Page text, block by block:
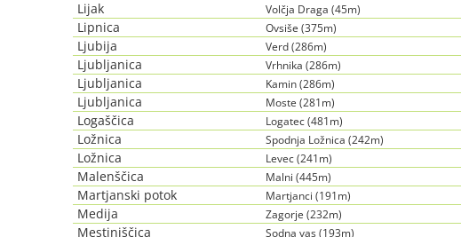
Lijak
Volčja Draga (45m)
Lipnica
Ovsiše (375m)
Ljubija
Verd (286m)
Ljubljanica
Vrhnika (286m)
Ljubljanica
Kamin (286m)
Ljubljanica
Moste (281m)
Logaščica
Logatec (481m)
Ložnica
Spodnja Ložnica (242m)
Ložnica
Levec (241m)
Malenščica
Malni (445m)
Martjanski potok
Martjanci (191m)
Medija
Zagorje (232m)
Mestinjščica
Sodna vas (193m)